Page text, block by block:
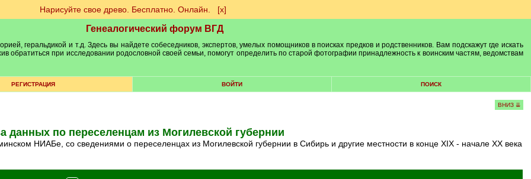
Нарисуйте свое древо. Бесплатно. Онлайн. [х]
Генеалогический форум ВГД
геральдикой и т.д. Здесь вы найдете собеседников, экспертов, умелых помощников в поисках предков и родственников. Вам подскажут где искать
обратиться при исследовании родословной своей семьи, помогут определить по старой фотографии принадлежность к воинским частям, ведомствам
РЕГИСТРАЦИЯ ВОЙТИ ПОИСК
ВНИЗ ⇊
данных по переселенцам из Могилевской губернии
НИАБе, со сведениями о переселенцах из Могилевской губернии в Сибирь и другие местности в конце XIX - начале XX века